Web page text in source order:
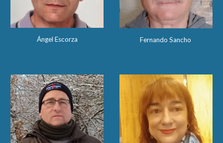
Ángel Escorza Fernando Sancho